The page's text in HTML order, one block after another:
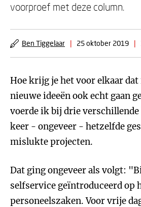
voorproef met deze column.
Ben Tiggelaar | 25 oktober 2019 |
Hoe krijg je het voor elkaar
nieuwe ideeën ook echt gaan
voerde ik bij drie
keer - ongeveer - hetzelfde
mislukte projecten.
Dat ging ongeveer als volgt:
selfservice geïntroduceerd op
personeelszaken. Voor vrije